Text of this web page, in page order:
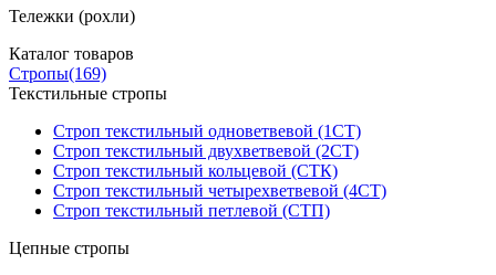
Тележки (рохли)
Каталог товаров
Стропы(169)
Текстильные стропы
Строп текстильный одноветвевой (1СТ)
Строп текстильный двухветвевой (2СТ)
Строп текстильный кольцевой (СТК)
Строп текстильный четырехветвевой (4СТ)
Строп текстильный петлевой (СТП)
Цепные стропы